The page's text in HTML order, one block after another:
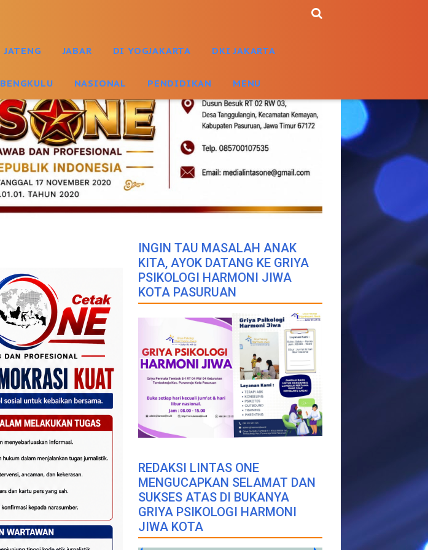
JATENG JABAR DI YOGJAKARTA DKI JAKARTA
BENGKULU NASIONAL PENDIDIKAN MENU
INGIN TAU MASALAH ANAK
KITA, AYOK DATANG KE GRIYA
PSIKOLOGI HARMONI JIWA
KOTA PASURUAN
REDAKSI LINTAS ONE
MENGUCAPKAN SELAMAT DAN
SUKSES ATAS DI BUKANYA
GRIYA PSIKOLOGI HARMONI
JIWA KOTA